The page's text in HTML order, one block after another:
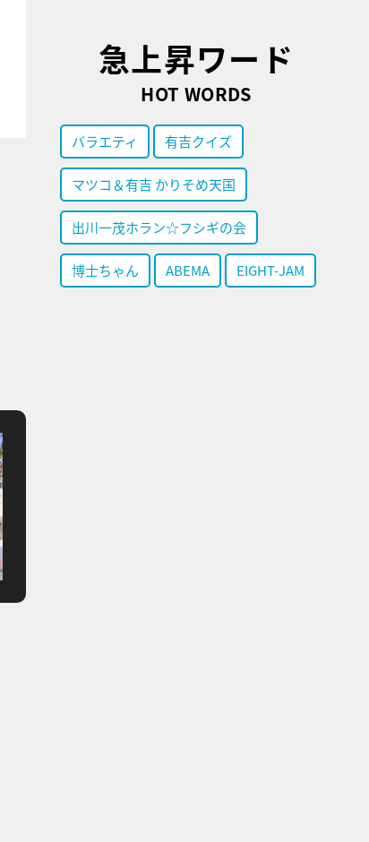
急上昇ワード
HOT WORDS
バラエティ 有吉クイズ
マツコ＆有吉 かりそめ天国
出川一茂ホラン☆フシギの会
博士ちゃん ABEMA EIGHT-JAM